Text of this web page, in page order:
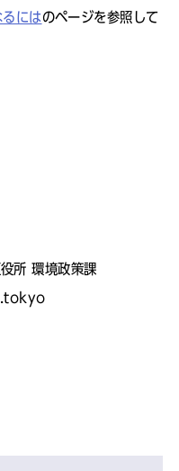
にはのページを参照して
所 環境政策課